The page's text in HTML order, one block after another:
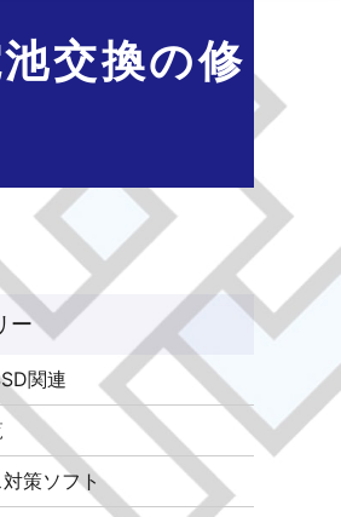
交換の修
関連
策ソフト